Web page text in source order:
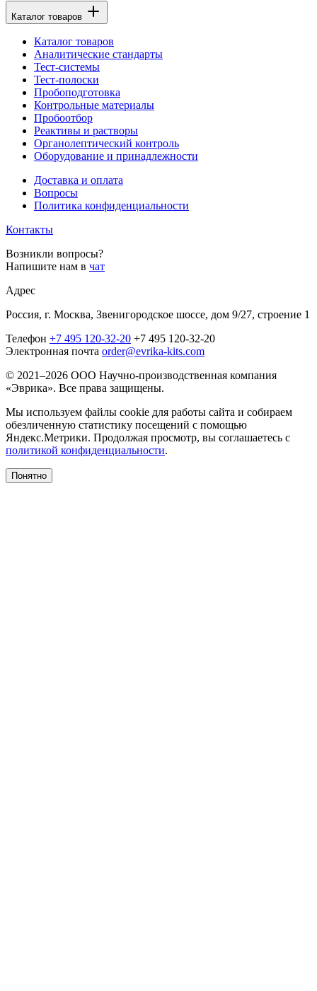
Каталог товаров
Каталог товаров
Аналитические стандарты
Тест-системы
Тест-полоски
Пробоподготовка
Контрольные материалы
Пробоотбор
Реактивы и растворы
Органолептический контроль
Оборудование и принадлежности
Доставка и оплата
Вопросы
Политика конфиденциальности
Контакты
Возникли вопросы?
Напишите нам в чат
Адрес
Россия, г. Москва, Звенигородское шоссе, дом 9/27, строение 1
Телефон +7 495 120-32-20 +7 495 120-32-20
Электронная почта order@evrika-kits.com
© 2021–2026 ООО Научно-производственная компания
«Эврика». Все права защищены.
Мы используем файлы cookie для работы сайта и собираем
обезличенную статистику посещений с помощью
Яндекс.Метрики. Продолжая просмотр, вы соглашаетесь с
политикой конфиденциальности.
Понятно